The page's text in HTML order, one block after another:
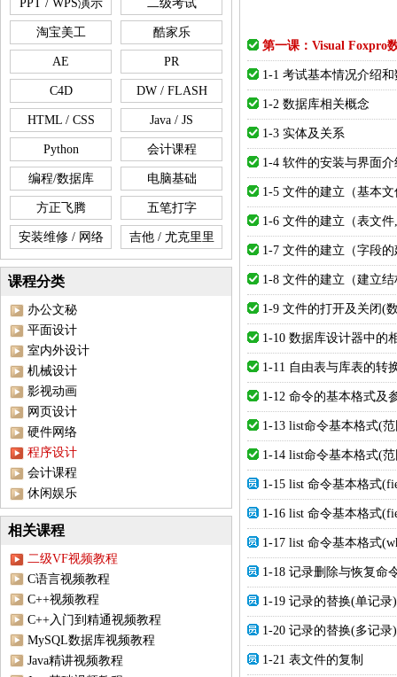
PPT / WPS演示 二级考试
淘宝美工 酷家乐
AE PR
C4D DW / FLASH
HTML / CSS Java / JS
Python 会计课程
编程/数据库 电脑基础
方正飞腾 五笔打字
安装维修 / 网络 吉他 / 尤克里里
课程分类
办公文秘
平面设计
室内外设计
机械设计
影视动画
网页设计
硬件网络
程序设计
会计课程
休闲娱乐
相关课程
二级VF视频教程
C语言视频教程
C++视频教程
C++入门到精通视频教程
MySQL数据库视频教程
Java精讲视频教程
第一课：Visual Foxpro
1-1 考试基本情况介绍
1-2 数据库相关概念
1-3 实体及关系
1-4 软件的安装与界面介
1-5 文件的建立（基本
1-6 文件的建立（表文
1-7 文件的建立（字段
1-8 文件的建立（建立
1-9 文件的打开及关闭(
1-10 数据库设计器中的
1-11 自由表与库表的转
1-12 命令的基本格式及
1-13 list命令基本格式(
1-14 list命令基本格式(
1-15 list 命令基本格式
1-16 list 命令基本格式
1-17 list 命令基本格式
1-18 记录删除与恢复命
1-19 记录的替换(单记录)
1-20 记录的替换(多记录)
1-21 表文件的复制